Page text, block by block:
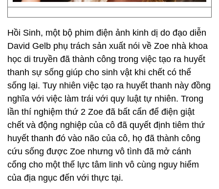
Hồi Sinh, một bộ phim điện ảnh kinh dị do đạo diễn
David Gelb phụ trách sản xuất nói về Zoe nhà khoa
học di truyền đã thành công trong việc tạo ra huyết
thanh sự sống giúp cho sinh vật khi chết có thể
sống lại. Tuy nhiên việc tạo ra huyết thanh này đồng
nghĩa với việc làm trái với quy luật tự nhiên. Trong
lần thí nghiệm thứ 2 Zoe đã bất cẩn để điện giật
chết và động nghiệp của cô đã quyết định tiêm thứ
huyết thanh đó vào não của cô, họ đã thành công
cứu sống được Zoe nhưng vô tình đã mở cánh
cổng cho một thế lực tâm linh vô cùng nguy hiểm
của địa ngục đến với thực tại.